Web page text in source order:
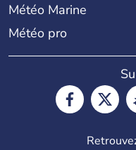
Météo Marine
Météo pro